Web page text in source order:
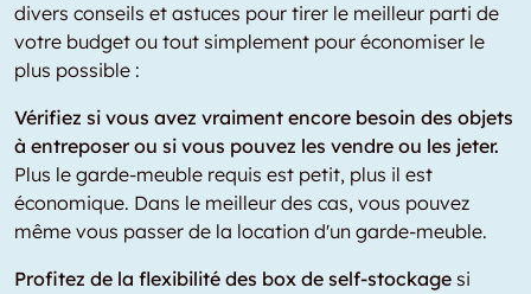
divers conseils et astuces pour tirer le meilleur parti de
votre budget ou tout simplement pour économiser le
plus possible :
Vérifiez si vous avez vraiment encore besoin des objets
à entreposer ou si vous pouvez les vendre ou les jeter.
Plus le garde-meuble requis est petit, plus il est
économique. Dans le meilleur des cas, vous pouvez
même vous passer de la location d'un garde-meuble.
Profitez de la flexibilité des box de self-stockage si